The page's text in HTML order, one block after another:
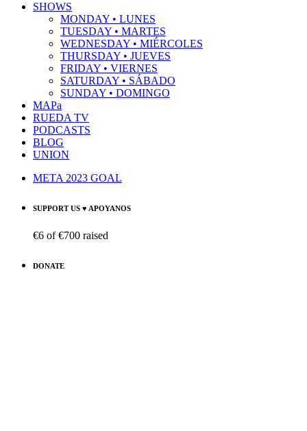
SHOWS
MONDAY • LUNES
TUESDAY • MARTES
WEDNESDAY • MIÉRCOLES
THURSDAY • JUEVES
FRIDAY • VIERNES
SATURDAY • SÁBADO
SUNDAY • DOMINGO
MAPa
RUEDA TV
PODCASTS
BLOG
UNION
META 2023 GOAL
SUPPORT US ♥ APOYANOS
€6 of€700 raised
DONATE